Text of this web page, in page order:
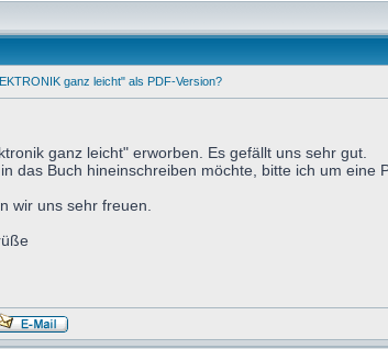
ganz leicht" als PDF-Version?
ganz leicht" erworben. Es gefällt uns sehr gut.
das Buch hineinschreiben möchte, bitte ich um
wir uns sehr freuen.